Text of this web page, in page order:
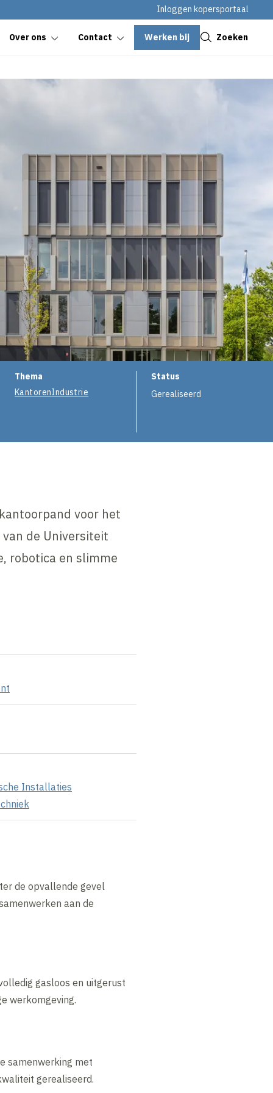
Inloggen kopersportaal
Over ons Contact Werken bij Zoeken
Thema
KantorenIndustrie
Status
Gerealiseerd
voor het
de Universiteit
robotica en slimme
Installaties
de opvallende gevel
aan de
gasloos en uitgerust
werkomgeving.
samenwerking met
gerealiseerd.
Sluiten